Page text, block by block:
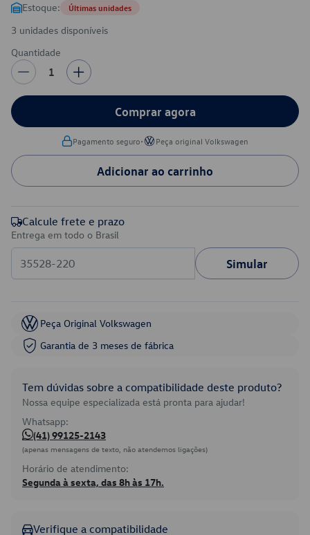
Estoque: Últimas unidades
3 unidades disponíveis
Quantidade
1
Comprar agora
Pagamento seguro• Peça original Volkswagen
Adicionar ao carrinho
Calcule frete e prazo
Entrega em todo o Brasil
Simular
Peça Original Volkswagen
Garantia de 3 meses de fábrica
Tem dúvidas sobre a compatibilidade deste produto?
Nossa equipe especializada está pronta para ajudar!
Whatsapp:
(41) 99125-2143
(apenas mensagens de texto, não atendemos ligações)
Horário de atendimento:
Segunda à sexta, das 8h às 17h.
Verifique a compatibilidade